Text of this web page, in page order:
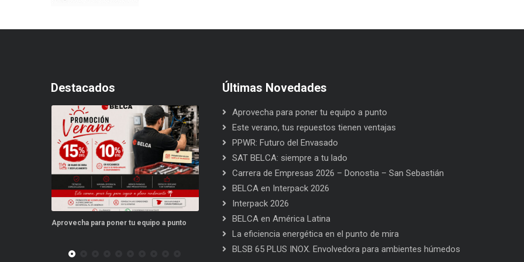
Destacados
para poner tu equipo a punto Este verano, tus repuestos tienen ventajas PPWR: Futuro del Envasado
Últimas Novedades
Aprovecha para poner tu equipo a punto
Este verano, tus repuestos tienen ventajas
PPWR: Futuro del Envasado
SAT BELCA: siempre a tu lado
Carrera de Empresas 2026 – Donostia – San Sebastián
BELCA en Interpack 2026
Interpack 2026
BELCA en América Latina
La eficiencia energética en el punto de mira
BLSB 65 PLUS INOX. Envolvedora para ambientes húmedos